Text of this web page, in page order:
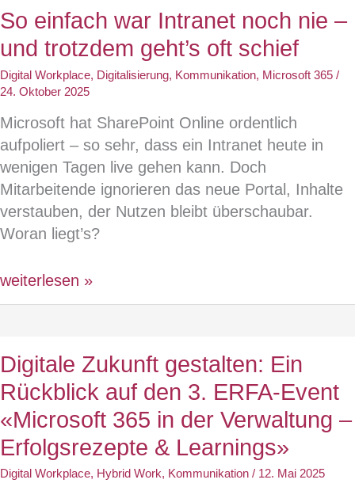
Warum
das
Intranet
neu
gedacht
werden
muss
So einfach war Intranet noch nie –
und trotzdem geht’s oft schief
Digital Workplace, Digitalisierung, Kommunikation, Microsoft 365 /
24. Oktober 2025
Microsoft hat SharePoint Online ordentlich
aufpoliert – so sehr, dass ein Intranet heute in
wenigen Tagen live gehen kann. Doch
Mitarbeitende ignorieren das neue Portal, Inhalte
verstauben, der Nutzen bleibt überschaubar.
Woran liegt’s?
So
einfach
noch
nie
trotzdem
geht’s
weiterlesen »
Digitale Zukunft gestalten: Ein
Rückblick auf den 3. ERFA-Event
«Microsoft 365 in der Verwaltung –
Erfolgsrezepte & Learnings»
Digital Workplace, Hybrid Work, Kommunikation / 12. Mai 2025